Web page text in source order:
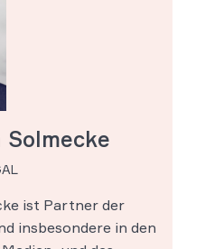
ist Partner der
insbesondere in den